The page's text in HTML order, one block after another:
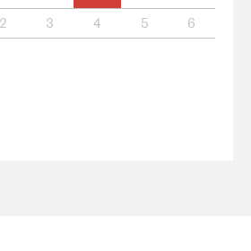
2 3 4 5 6